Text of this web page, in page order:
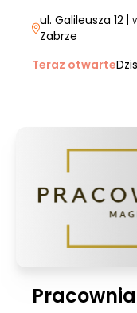
ul. Galileusza 12|
Zabrze
Teraz otwarte